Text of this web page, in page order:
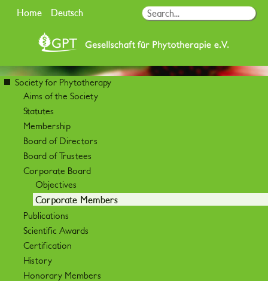
Home Deutsch
Society for Phytotherapy
Aims of the Society
Statutes
Membership
Board of Directors
Board of Trustees
Corporate Board
Objectives
Corporate Members
Publications
Scientific Awards
Certification
History
Honorary Members